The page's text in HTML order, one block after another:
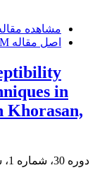
مشاهده
اصل مقاله
in
Khorasan,
دوره 30، شماره 1، شهریور 2025، صفحه